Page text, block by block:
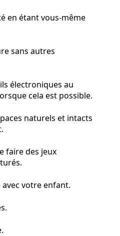
en étant vous-même
sans autres
électroniques au
cela est possible.
naturels et intacts
faire des jeux
avec votre enfant.